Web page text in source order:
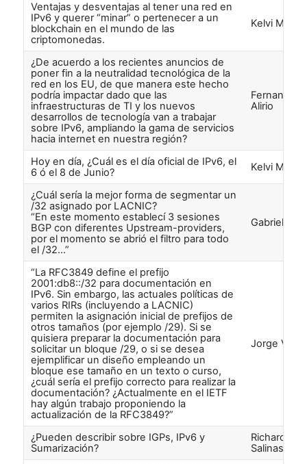
Ventajas y desventajas al tener una red en
IPv6 y querer “minar” o pertenecer a un
blockchain en el mundo de las
criptomonedas.
Kelvi
¿De acuerdo a los recientes anuncios de
poner fin a la neutralidad tecnológica de la
red en los EU, de que manera este hecho
podría impactar dado que las
infraestructuras de TI y los nuevos
desarrollos de tecnología van a trabajar
sobre IPv6, ampliando la gama de servicios
hacia internet en nuestra región?
Fernando
Alirio
Hoy en día, ¿Cuál es el día oficial de IPv6, el
6 ó el 8 de Junio?
Kelvi
¿Cuál sería la mejor forma de segmentar un
/32 asignado por LACNIC?
“En este momento establecí 3 sesiones
BGP con diferentes Upstream-providers,
por el momento se abrió el filtro para todo
el /32…”
Gabriela
“La RFC3849 define el prefijo
2001:db8::/32 para documentación en
IPv6. Sin embargo, las actuales políticas de
varios RIRs (incluyendo a LACNIC)
permiten la asignación inicial de prefijos de
otros tamaños (por ejemplo /29). Si se
quisiera preparar la documentación para
solicitar un bloque /29, o si se desea
ejemplificar un diseño empleando un
bloque ese tamaño en un texto o curso,
¿cuál sería el prefijo correcto para realizar la
documentación? ¿Actualmente en el IETF
hay algún trabajo proponiendo la
actualización de la RFC3849?”
Jorge Villa
¿Pueden describir sobre IGPs, IPv6 y
Sumarización?
Richard
Salinas